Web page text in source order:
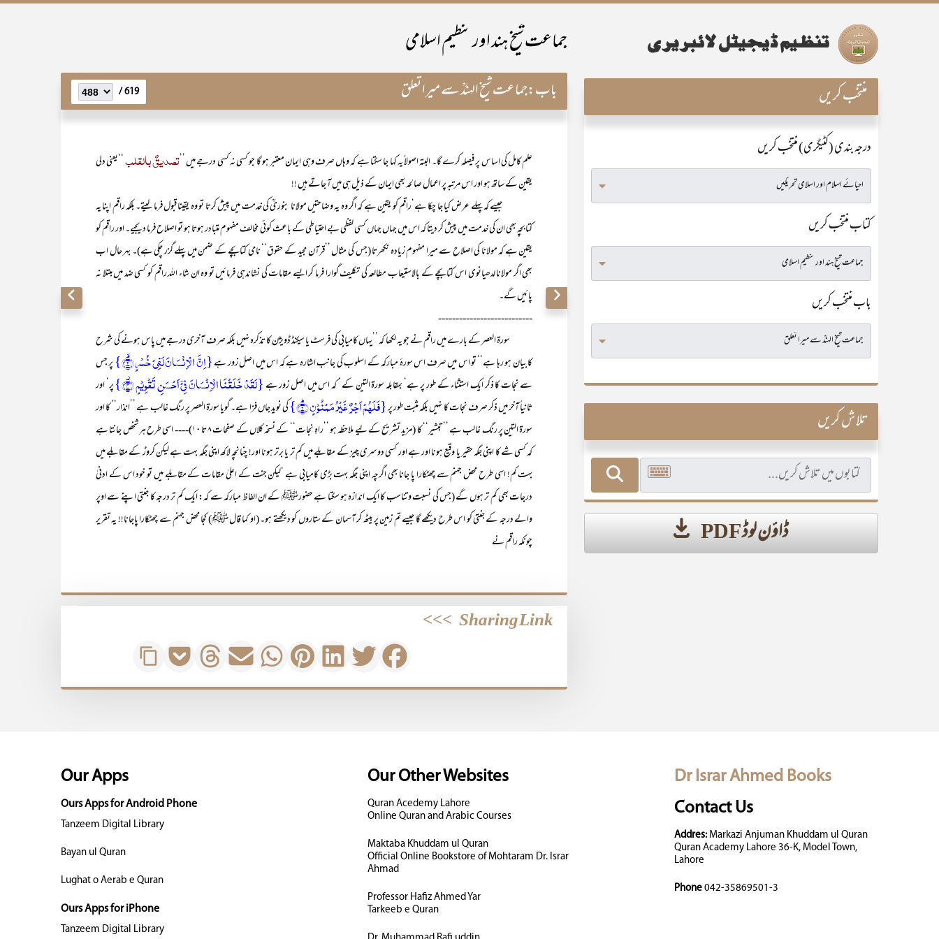
جماعت شیخ ہند اور تنظیم اسلامی
باب:جماعت شیخ الہندؒ سے میرا تعلق 619 /
علم کامل کی اساس پر فیصلہ کرے گا۔ البتہ اصولاً یہ کہا جا سکتا ہے کہ وہاں صرف وہی ایمان معتبر ہو گا جو کسی نہ کسی درجے میں ’’تصدیقٌ بالقلب ‘‘یعنی دلی
یقین کے ساتھ ہو اور اس مرتبہ پر اعمال صالحہ بھی ایمان کے ذیل ہی میں آ جاتے ہیں !!
جیسے کہ پہلے عرض کیا جا چکا ہے‘راقم کو یقین ہے کہ اگر وہ یہ وضاحتیں مولانا بنوریؒ کی خدمت میں پیش کرتا تو وہ یقینا قبول فرما لیتے۔ بلکہ راقم اپنا یہ
کتابچہ بھی ان کی خدمت میں پیش کر دیتا کہ اس میں جہاں جہاں کسی لفظی بے احتیاطی کے باعث کوئی مخالف مفہوم متبادر ہوتا ہو تو اصلاح فرما دیجیے۔ اور راقم کو
یقین ہے کہ مولانا کی اصلاح سے میرا مفہوم زیادہ نکھرتا (جس کی مثال ’’قرآن مجید کے حقوق‘‘ نامی کتابچے کے ضمن میں پہلے گزر چکی ہے)۔ بہر حال اب
بھی اگر مولانا لدھیانوی اس کتابچے کے بالاستیعاب مطالعہ کی تکلیف گوارا فرما کر ایسے مقامات کی نشاندہی فرمائیں تو وہ ان شاء اللہ راقم کو کسی ضد میں مبتلا نہ
پائیں گے۔
---------------------------
سورۃ العصر کے بارے میں راقم نے جو یہ لکھا کہ ’’یہاں کامیابی کی فرسٹ یا سیکنڈ ڈویژن کا تذکرہ نہیں بلکہ صرف آخری درجے میں پاس ہونے کی شرح
کا بیان ہو رہا ہے‘‘ تو اس میں صرف اس سورۂ مبارکہ کے اسلوب کی جانب اشارہ ہے کہ اس میں اصل زور ہے{اِنَّ الۡاِنۡسَانَ لَفِیۡ خُسۡرٍ ۙ﴿۲﴾}
پر جس
سے نجات کا ذکر ایک استثناء کے طور پر ہے‘ بمقابلہ سورۃ التین کے ‘ کہ اس میں اصل زور ہے{لَقَدۡ خَلَقۡنَا الۡاِنۡسَانَ فِیۡۤ اَحۡسَنِ تَقۡوِیۡمٍ ۫﴿۴﴾}
پر‘ اور
ثانیاً آخر میں ذکر صرف نجات کا نہیں بلکہ مثبت طور پر{فَلَہُمۡ اَجۡرٌ غَیۡرُ مَمۡنُوۡنٍ ؕ﴿۶﴾}
کی نوید جاں فزا ہے۔ گویا سورۃ العصر پر رنگ غالب ہے ’’انذار‘‘ کا اور
سورۃ التین پر رنگ غالب ہے ’’تبشیر‘‘ کا (مزید تشریح کے لیے ملاحظہ ہو ’’راہِ نجات‘‘ کے نسخہ کلاں کے صفحات ۸ تا ۱۰)---- اسی طرح ہر شخص جانتا ہے
کہ کسی شے کا اپنی جگہ حقیر یا وقیع ہونا اور ہے اور کسی دوسری چیز کے مقابلے میں کم تر یا برتر ہونا اور! چنانچہ لاکھ اپنی جگہ بہت ہے لیکن کروڑ کے مقابلے میں
بہت کم! اسی طرح محض جہنم سے چھٹکارا پا جانا بھی اگرچہ اپنی جگہ بہت بڑی کامیابی ہے ‘لیکن جنت کے اعلیٰ مقامات کے مقابلے میں تو خود اس کے ادنیٰ
درجات بھی کم تر ہوں گے (جس کی نسبت و تناسب کا ایک اندازہ ہو سکتا ہے حضورﷺ کے ان الفاظ مبارکہ سے کہ: ایک کم تر درجہ کا جنتی اپنے سے اوپر
والے درجہ کے جنتی کو اس طرح دیکھے گا جیسے تم زمین پر بیٹھ کر آسمان کے ستاروں کو دیکھتے ہو۔ (او کما قال ﷺ) کجا محض جہنم سے چھٹکارا پاجانا!! یہ تقریر
چونکہ راقم نے
Sharing Link
>>>
منتخب کریں
درجہ بندی (کٹیگری) منتخب کریں
کتاب منتخب کریں
باب منتخب کریں
تلاش کریں
ڈاؤن لوڈ PDF
Dr Israr Ahmed Books
Contact Us
Addres:Markazi Anjuman Khuddam ul Quran
Quran Academy Lahore 36-K, Model Town,
Lahore
Phone 042-35869501-3
Our Other Websites
Quran Acedemy Lahore
Online Quran and Arabic Courses
Maktaba Khuddam ul Quran
Official Online Bookstore of Mohtaram Dr. Israr
Ahmad
Professor Hafiz Ahmed Yar
Tarkeeb e Quran
Our Apps
Ours Apps for Android Phone
Tanzeem Digital Library
Bayan ul Quran
Lughat o Aerab e Quran
Ours Apps for iPhone
Tanzeem Digital Library